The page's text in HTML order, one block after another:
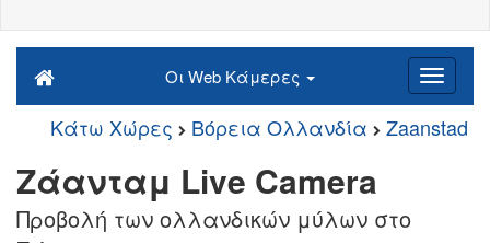
Οι Web Κάμερες
Κάτω Χώρες Βόρεια Ολλανδία Zaanstad
Ζάανταμ Live Camera
Προβολή των ολλανδικών μύλων στο